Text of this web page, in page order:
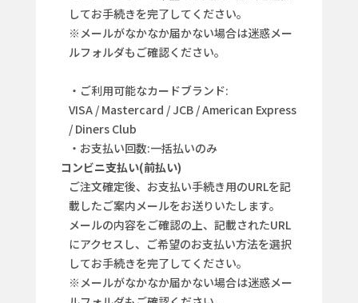
してお手続きを完了してください。
※メールがなかなか届かない場合は迷惑メー
ルフォルダもご確認ください。
・ご利用可能なカードブランド:
VISA / Mastercard / JCB / American Express
/ Diners Club
・お支払い回数:一括払いのみ
コンビニ支払い(前払い)
ご注文確定後、お支払い手続き用のURLを記
載したご案内メールをお送りいたします。
メールの内容をご確認の上、記載されたURL
にアクセスし、ご希望のお支払い方法を選択
してお手続きを完了してください。
※メールがなかなか届かない場合は迷惑メー